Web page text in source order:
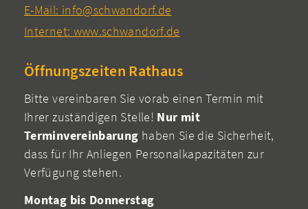
E-Mail: info@schwandorf.de
Internet: www.schwandorf.de
Öffnungszeiten Rathaus
Bitte vereinbaren Sie vorab einen Termin mit
Ihrer zuständigen Stelle! Nur mit
Terminvereinbarung haben Sie die Sicherheit,
dass für Ihr Anliegen Personalkapazitäten zur
Verfügung stehen.
Montag bis Donnerstag